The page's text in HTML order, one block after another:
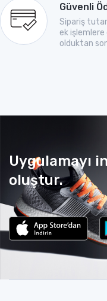
Güvenli
Sipariş
ek işlemlere
olduktan
Uygulamayı
oluştur.